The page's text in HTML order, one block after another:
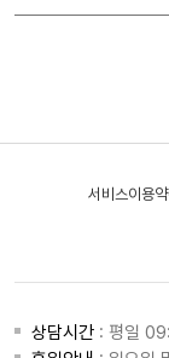
서비스이용
상담시간 : 평일